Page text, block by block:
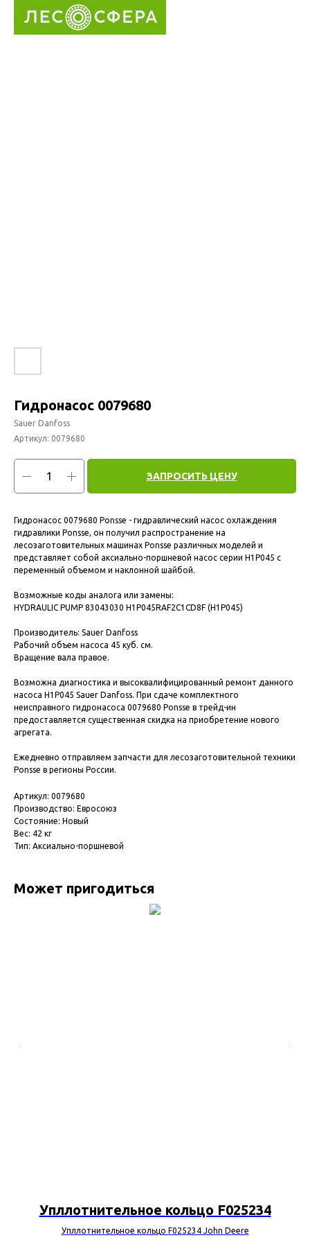
Гидронасос 0079680
Sauer Danfoss
Артикул: 0079680
ЗАПРОСИТЬ ЦЕНУ
Гидронасос 0079680 Ponsse - гидравлический насос охлаждения
гидравлики Ponsse, он получил распространение на
лесозаготовительных машинах Ponsse различных моделей и
представляет собой аксиально-поршневой насос серии H1P045 с
переменный объемом и наклонной шайбой.
Возможные коды аналога или замены:
HYDRAULIC PUMP 83043030 H1P045RAF2C1CD8F (H1P045)
Производитель: Sauer Danfoss
Рабочий объем насоса 45 куб. см.
Вращение вала правое.
Возможна диагностика и высоквалифицированный ремонт данного
насоса H1P045 Sauer Danfoss. При сдаче комплектного
неисправного гидронасоса 0079680 Ponsse в трейд-ин
предоставляется существенная скидка на приобретение нового
агрегата.
Ежедневно отправляем запчасти для лесозаготовительной техники
Ponsse в регионы России.
Артикул: 0079680
Производство: Евросоюз
Состояние: Новый
Вес: 42 кг
Тип: Аксиально-поршневой
Может пригодиться
Упллотнительное кольцо F025234
Упллотнительное кольцо F025234 John Deere